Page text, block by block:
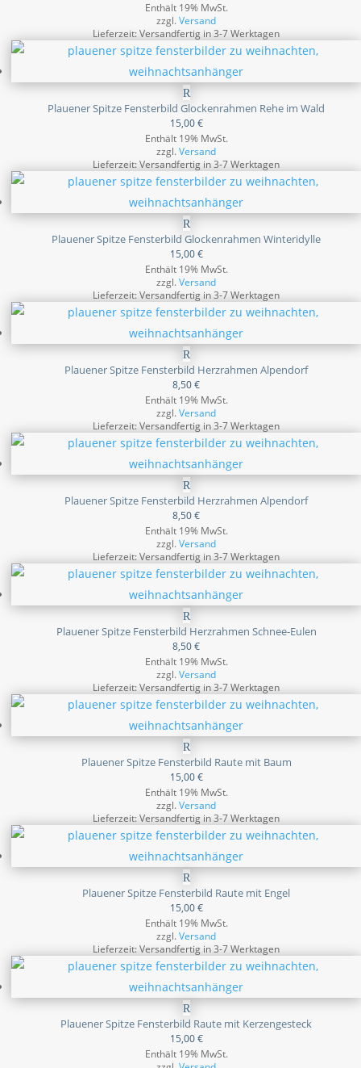
Enthält 19% MwSt.
zzgl.Versand
Lieferzeit: Versandfertig in 3-7 Werktagen
Plauener Spitze Fensterbild Glockenrahmen Rehe im Wald
15,00€
Enthält 19% MwSt.
zzgl.Versand
Lieferzeit: Versandfertig in 3-7 Werktagen
Plauener Spitze Fensterbild Glockenrahmen Winteridylle
15,00€
Enthält 19% MwSt.
zzgl.Versand
Lieferzeit: Versandfertig in 3-7 Werktagen
Plauener Spitze Fensterbild Herzrahmen Alpendorf
8,50€
Enthält 19% MwSt.
zzgl.Versand
Lieferzeit: Versandfertig in 3-7 Werktagen
Plauener Spitze Fensterbild Herzrahmen Alpendorf
8,50€
Enthält 19% MwSt.
zzgl.Versand
Lieferzeit: Versandfertig in 3-7 Werktagen
Plauener Spitze Fensterbild Herzrahmen Schnee-Eulen
8,50€
Enthält 19% MwSt.
zzgl.Versand
Lieferzeit: Versandfertig in 3-7 Werktagen
Plauener Spitze Fensterbild Raute mit Baum
15,00€
Enthält 19% MwSt.
zzgl.Versand
Lieferzeit: Versandfertig in 3-7 Werktagen
Plauener Spitze Fensterbild Raute mit Engel
15,00€
Enthält 19% MwSt.
zzgl.Versand
Lieferzeit: Versandfertig in 3-7 Werktagen
Plauener Spitze Fensterbild Raute mit Kerzengesteck
15,00€
Enthält 19% MwSt.